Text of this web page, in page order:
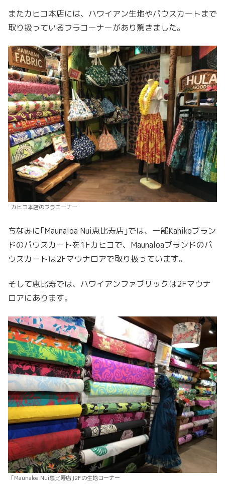
またカヒコ本店には、ハワイアン生地やパウスカートまで
取り扱っているフラコーナーがあり驚きました。
カヒコ本店のフラコーナー
ちなみに｢Maunaloa Nui恵比寿店｣では、一部Kahikoブラン
ドのパウスカートを1Fカヒコで、Maunaloaブランドのパ
ウスカートは2Fマウナロアで取り扱っています。
そして恵比寿では、ハワイアンファブリックは2Fマウナ
ロアにあります。
｢Maunaloa Nui恵比寿店｣2Fの生地コーナー